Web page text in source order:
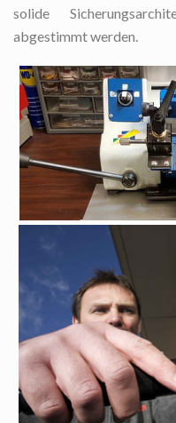
solide
abgestimmt werden.